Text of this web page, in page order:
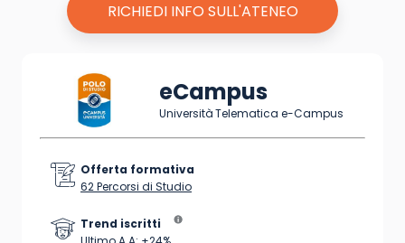
RICHIEDI INFO SULL'ATENEO
eCampus
Università Telematica e-Campus
Offerta formativa
62 Percorsi di Studio
Trend iscritti